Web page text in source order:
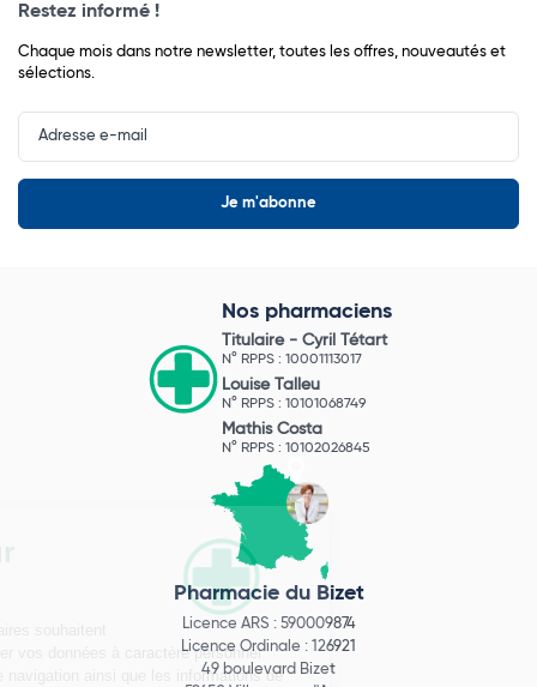
Restez informé !
Chaque mois dans notre newsletter, toutes les offres, nouveautés et
sélections.
Input
Newsletter
Nos pharmaciens
Titulaire - Cyril Tétart
N° RPPS : 10001113017
Louise Talleu
N° RPPS : 10101068749
Mathis Costa
N° RPPS : 10102026845
Pharmacie du Bizet
Licence ARS : 590009874
Licence Ordinale : 126921
49 boulevard Bizet